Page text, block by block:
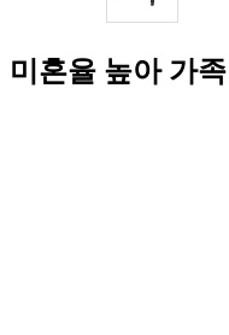
미혼율 높아 가